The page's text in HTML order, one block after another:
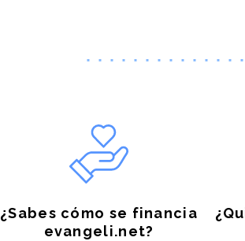
¿Sabes cómo se financia
evangeli.net?